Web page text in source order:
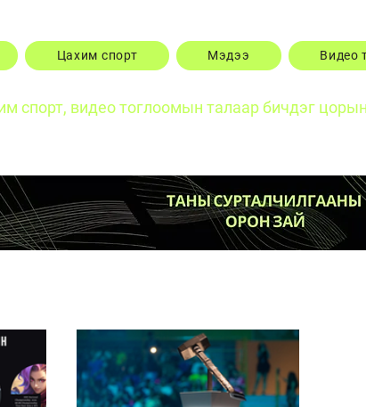
Цахим спорт Мэдээ Видео
спорт, видео тоглоомын талаар бичдэг